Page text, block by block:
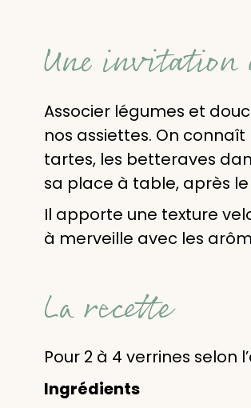
Une invitation
Associer légumes et
nos assiettes. On
tartes, les betteraves
sa place à table, après
Il apporte une texture
à merveille avec les
La recette
Pour 2 à 4 verrines selon
Ingrédients